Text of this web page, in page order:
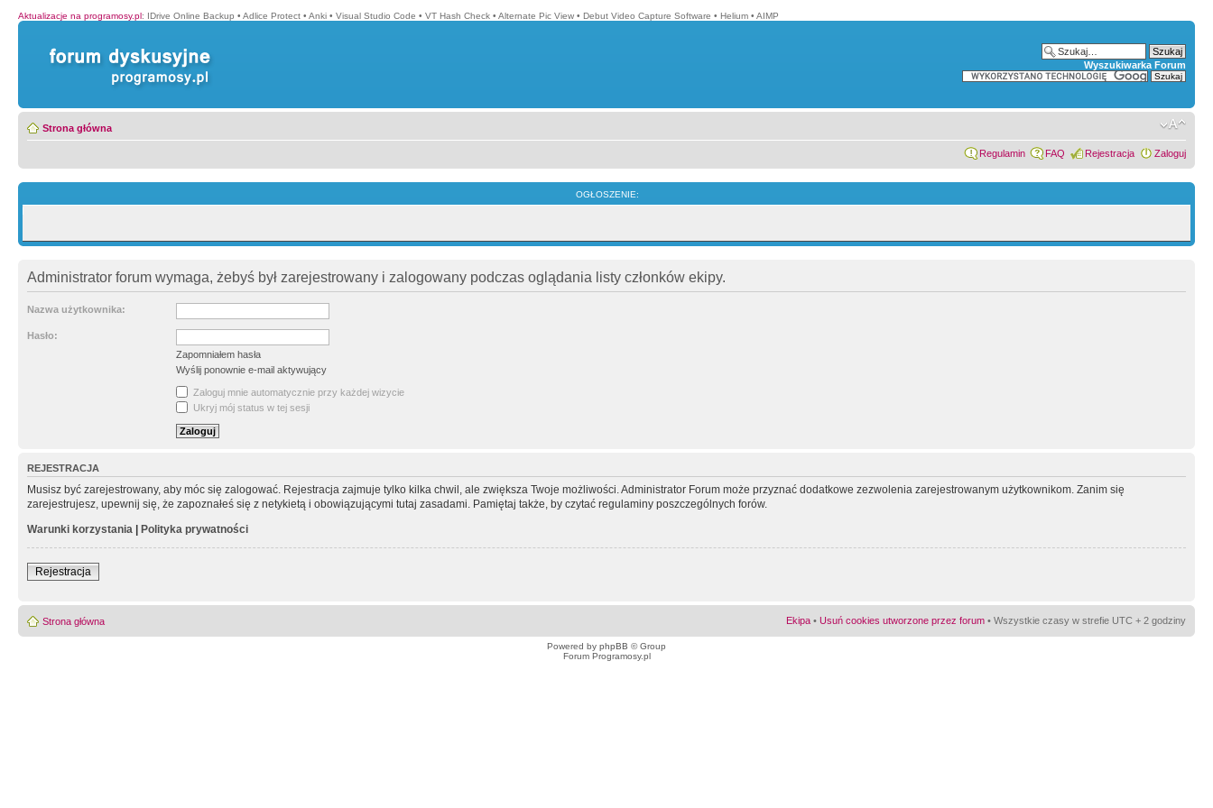
Aktualizacje na programosy.pl: IDrive Online Backup • Adlice Protect • Anki • Visual Studio Code • VT Hash Check • Alternate Pic View • Debut Video Capture Software • Helium • AIMP
Wyszukiwarka Forum
Strona główna
Regulamin FAQ Rejestracja Zaloguj
OGŁOSZENIE:
Administrator forum wymaga, żebyś był zarejestrowany i zalogowany podczas oglądania listy członków ekipy.
Nazwa użytkownika:
Hasło:
Zapomniałem hasła
Wyślij ponownie e-mail aktywujący
Zaloguj mnie automatycznie przy każdej wizycie
Ukryj mój status w tej sesji
REJESTRACJA
Musisz być zarejestrowany, aby móc się zalogować. Rejestracja zajmuje tylko kilka chwil, ale zwiększa Twoje możliwości. Administrator Forum może przyznać dodatkowe zezwolenia zarejestrowanym użytkownikom. Zanim się
zarejestrujesz, upewnij się, że zapoznałeś się z netykietą i obowiązującymi tutaj zasadami. Pamiętaj także, by czytać regulaminy poszczególnych forów.
Warunki korzystania | Polityka prywatności
Rejestracja
Strona główna Ekipa • Usuń cookies utworzone przez forum • Wszystkie czasy w strefie UTC + 2 godziny
Powered by phpBB © Group
Forum Programosy.pl